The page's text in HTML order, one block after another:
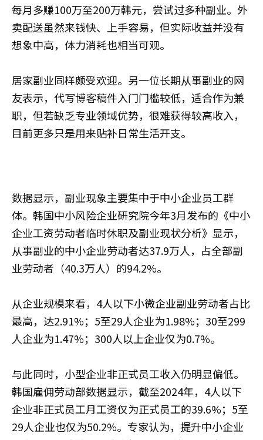
每月多赚100万至200万韩元，尝试过多种副业。外
卖配送虽然来钱快、上手容易，但实际收益并没有
想象中高，体力消耗也相当可观。
居家副业同样颇受欢迎。另一位长期从事副业的网
友表示，代写博客稿件入门门槛较低，适合作为兼
职，但若缺乏专业领域优势，很难获得较高收入，
目前更多只是用来贴补日常生活开支。
数据显示，副业现象主要集中于中小企业员工群
体。韩国中小风险企业研究院今年3月发布的《中小
企业工资劳动者临时休职及副业现状分析》显示，
从事副业的中小企业劳动者达37.9万人，占全部副
业劳动者（40.3万人）的94.2%。
从企业规模来看，4人以下小微企业副业劳动者占比
最高，达2.91%；5至29人企业为1.98%；30至299
人企业为1.47%；300人以上企业仅为0.7%。
与此同时，小型企业非正式员工收入仍明显偏低。
韩国雇佣劳动部数据显示，截至2024年，4人以下
企业非正式员工月工资仅为正式员工的39.6%；5至
29人企业也仅为50.2%。专家认为，提升中小企业